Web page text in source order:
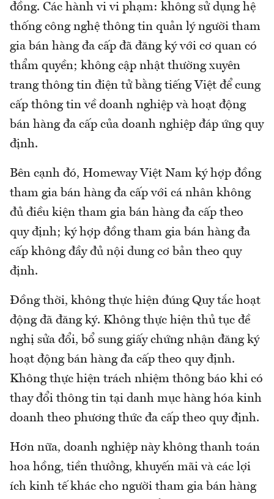
đồng. Các hành vi vi phạm: không sử dụng hệ
thống công nghệ thông tin quản lý người tham
gia bán hàng đa cấp đã đăng ký với cơ quan có
thẩm quyền; không cập nhật thường xuyên
trang thông tin điện tử bằng tiếng Việt để cung
cấp thông tin về doanh nghiệp và hoạt động
bán hàng đa cấp của doanh nghiệp đáp ứng quy
định.
Bên cạnh đó, Homeway Việt Nam ký hợp đồng
tham gia bán hàng đa cấp với cá nhân không
đủ điều kiện tham gia bán hàng đa cấp theo
quy định; ký hợp đồng tham gia bán hàng đa
cấp không đầy đủ nội dung cơ bản theo quy
định.
Đồng thời, không thực hiện đúng Quy tắc hoạt
động đã đăng ký. Không thực hiện thủ tục đề
nghị sửa đổi, bổ sung giấy chứng nhận đăng ký
hoạt động bán hàng đa cấp theo quy định.
Không thực hiện trách nhiệm thông báo khi có
thay đổi thông tin tại danh mục hàng hóa kinh
doanh theo phương thức đa cấp theo quy định.
Hơn nữa, doanh nghiệp này không thanh toán
hoa hồng, tiền thưởng, khuyến mãi và các lợi
ích kinh tế khác cho người tham gia bán hàng